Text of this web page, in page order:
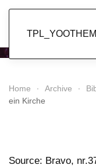
Home Archive
ein Kirche
Source: Bravo,